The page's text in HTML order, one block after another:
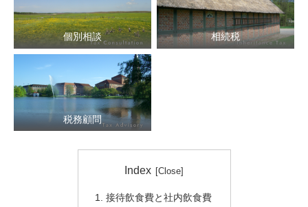
個別相談 相続税
税務顧問
確定申告
Index
接待飲食費と社内飲食費